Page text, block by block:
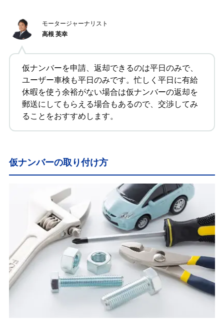
モータージャーナリスト
高根 英幸
仮ナンバーを申請、返却できるのは平日のみで、
ユーザー車検も平日のみです。忙しく平日に有給
休暇を使う余裕がない場合は仮ナンバーの返却を
郵送にしてもらえる場合もあるので、交渉してみ
ることをおすすめします。
仮ナンバーの取り付け方